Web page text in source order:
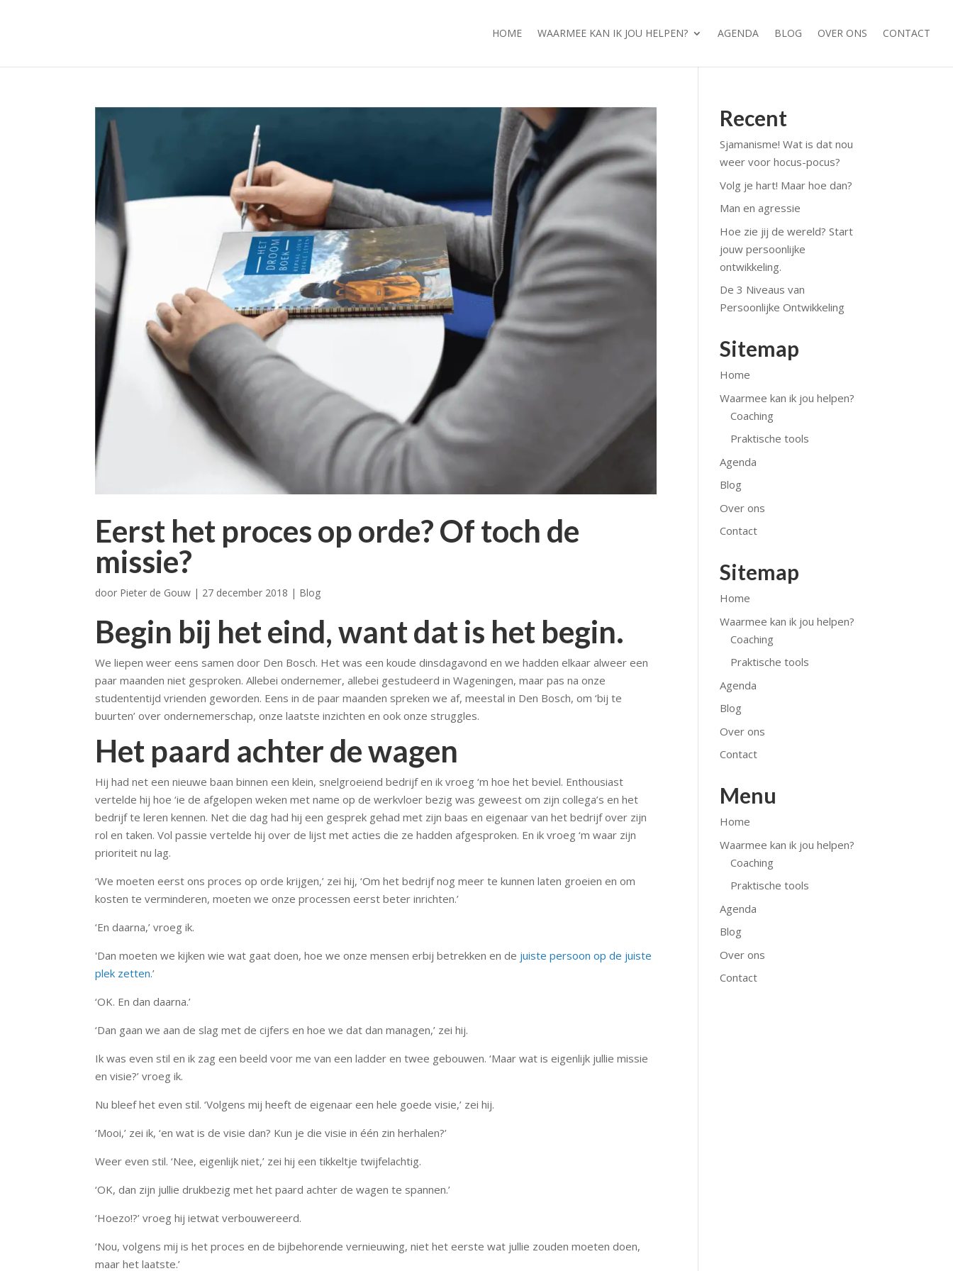
HOME WAARMEE KAN IK JOU HELPEN? AGENDA BLOG OVER ONS CONTACT
Eerst het proces op orde? Of toch de
missie?
door Pieter de Gouw | 27 december 2018 | Blog
Begin bij het eind, want dat is het begin.
We liepen weer eens samen door Den Bosch. Het was een koude dinsdagavond en we hadden elkaar alweer een
paar maanden niet gesproken. Allebei ondernemer, allebei gestudeerd in Wageningen, maar pas na onze
studententijd vrienden geworden. Eens in de paar maanden spreken we af, meestal in Den Bosch, om ‘bij te
buurten’ over ondernemerschap, onze laatste inzichten en ook onze struggles.
Het paard achter de wagen
Hij had net een nieuwe baan binnen een klein, snelgroeiend bedrijf en ik vroeg ‘m hoe het beviel. Enthousiast
vertelde hij hoe ‘ie de afgelopen weken met name op de werkvloer bezig was geweest om zijn collega’s en het
bedrijf te leren kennen. Net die dag had hij een gesprek gehad met zijn baas en eigenaar van het bedrijf over zijn
rol en taken. Vol passie vertelde hij over de lijst met acties die ze hadden afgesproken. En ik vroeg ‘m waar zijn
prioriteit nu lag.
‘We moeten eerst ons proces op orde krijgen,’ zei hij, ‘Om het bedrijf nog meer te kunnen laten groeien en om
kosten te verminderen, moeten we onze processen eerst beter inrichten.’
‘En daarna,’ vroeg ik.
'Dan moeten we kijken wie wat gaat doen, hoe we onze mensen erbij betrekken en de juiste persoon op de juiste
plek zetten.’
‘OK. En dan daarna.’
‘Dan gaan we aan de slag met de cijfers en hoe we dat dan managen,’ zei hij.
Ik was even stil en ik zag een beeld voor me van een ladder en twee gebouwen. ‘Maar wat is eigenlijk jullie missie
en visie?’ vroeg ik.
Nu bleef het even stil. ‘Volgens mij heeft de eigenaar een hele goede visie,’ zei hij.
‘Mooi,’ zei ik, ‘en wat is de visie dan? Kun je die visie in één zin herhalen?’
Weer even stil. ‘Nee, eigenlijk niet,’ zei hij een tikkeltje twijfelachtig.
‘OK, dan zijn jullie drukbezig met het paard achter de wagen te spannen.’
‘Hoezo!?’ vroeg hij ietwat verbouwereerd.
‘Nou, volgens mij is het proces en de bijbehorende vernieuwing, niet het eerste wat jullie zouden moeten doen,
maar het laatste.’
Recent
Sjamanisme! Wat is dat nou
weer voor hocus-pocus?
Volg je hart! Maar hoe dan?
Man en agressie
Hoe zie jij de wereld? Start
jouw persoonlijke
ontwikkeling.
De 3 Niveaus van
Persoonlijke Ontwikkeling
Sitemap
Home
Waarmee kan ik jou helpen?
Coaching
Praktische tools
Agenda
Blog
Over ons
Contact
Sitemap
Home
Waarmee kan ik jou helpen?
Coaching
Praktische tools
Agenda
Blog
Over ons
Contact
Menu
Home
Waarmee kan ik jou helpen?
Coaching
Praktische tools
Agenda
Blog
Over ons
Contact